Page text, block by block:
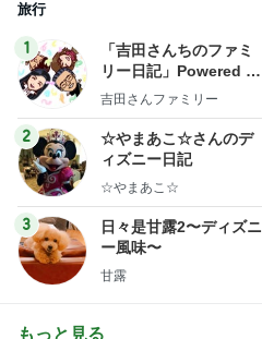
旅行
1
「吉田さんちのファミ
リー日記」Powered b
y Ameba 吉田さんファ
ログ
吉田さんファミリー
2
☆やまあこ☆さんのデ
ィズニー日記
☆やまあこ☆
3
日々是甘露2〜ディズニ
ー風味〜
甘露
もっと見る